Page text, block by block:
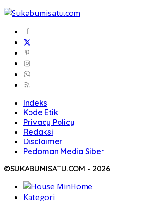
Indeks
Kode Etik
Privacy Policy
Redaksi
Disclaimer
Pedoman Media Siber
©SUKABUMISATU.COM - 2026
Home
Kategori